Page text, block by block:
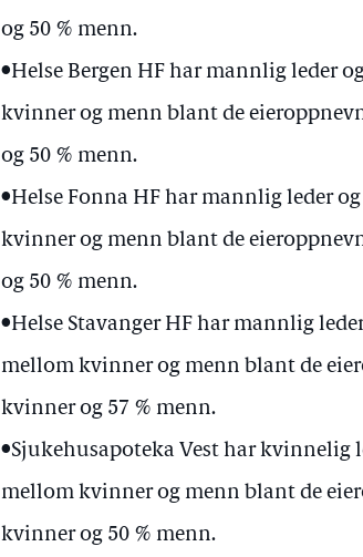
og 50 % menn.
•Helse Bergen HF har mannlig leder
kvinner og menn blant de
og 50 % menn.
•Helse Fonna HF har mannlig leder
kvinner og menn blant de
og 50 % menn.
•Helse Stavanger HF har mannlig
mellom kvinner og menn blant de
kvinner og 57 % menn.
•Sjukehusapoteka Vest har kvinnelig
mellom kvinner og menn blant de
kvinner og 50 % menn.